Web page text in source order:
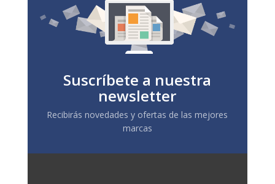
Suscríbete a nuestra
newsletter
Recibirás novedades y ofertas de las mejores
marcas